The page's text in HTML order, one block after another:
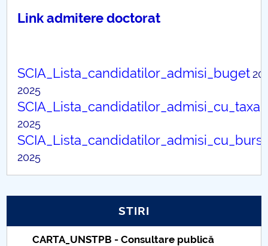
Ghiduri pentru STUDENȚI
Relații Publice
Relații Internaționale
PNRR
Proiect SU-ETIC
Link admitere doctorat
SCIA_Lista_candidatilor_admisi_buget
2025
SCIA_Lista_candidatilor_admisi_cu_taxa
2025
2025
STIRI
CARTA_UNSTPB - Consultare publică